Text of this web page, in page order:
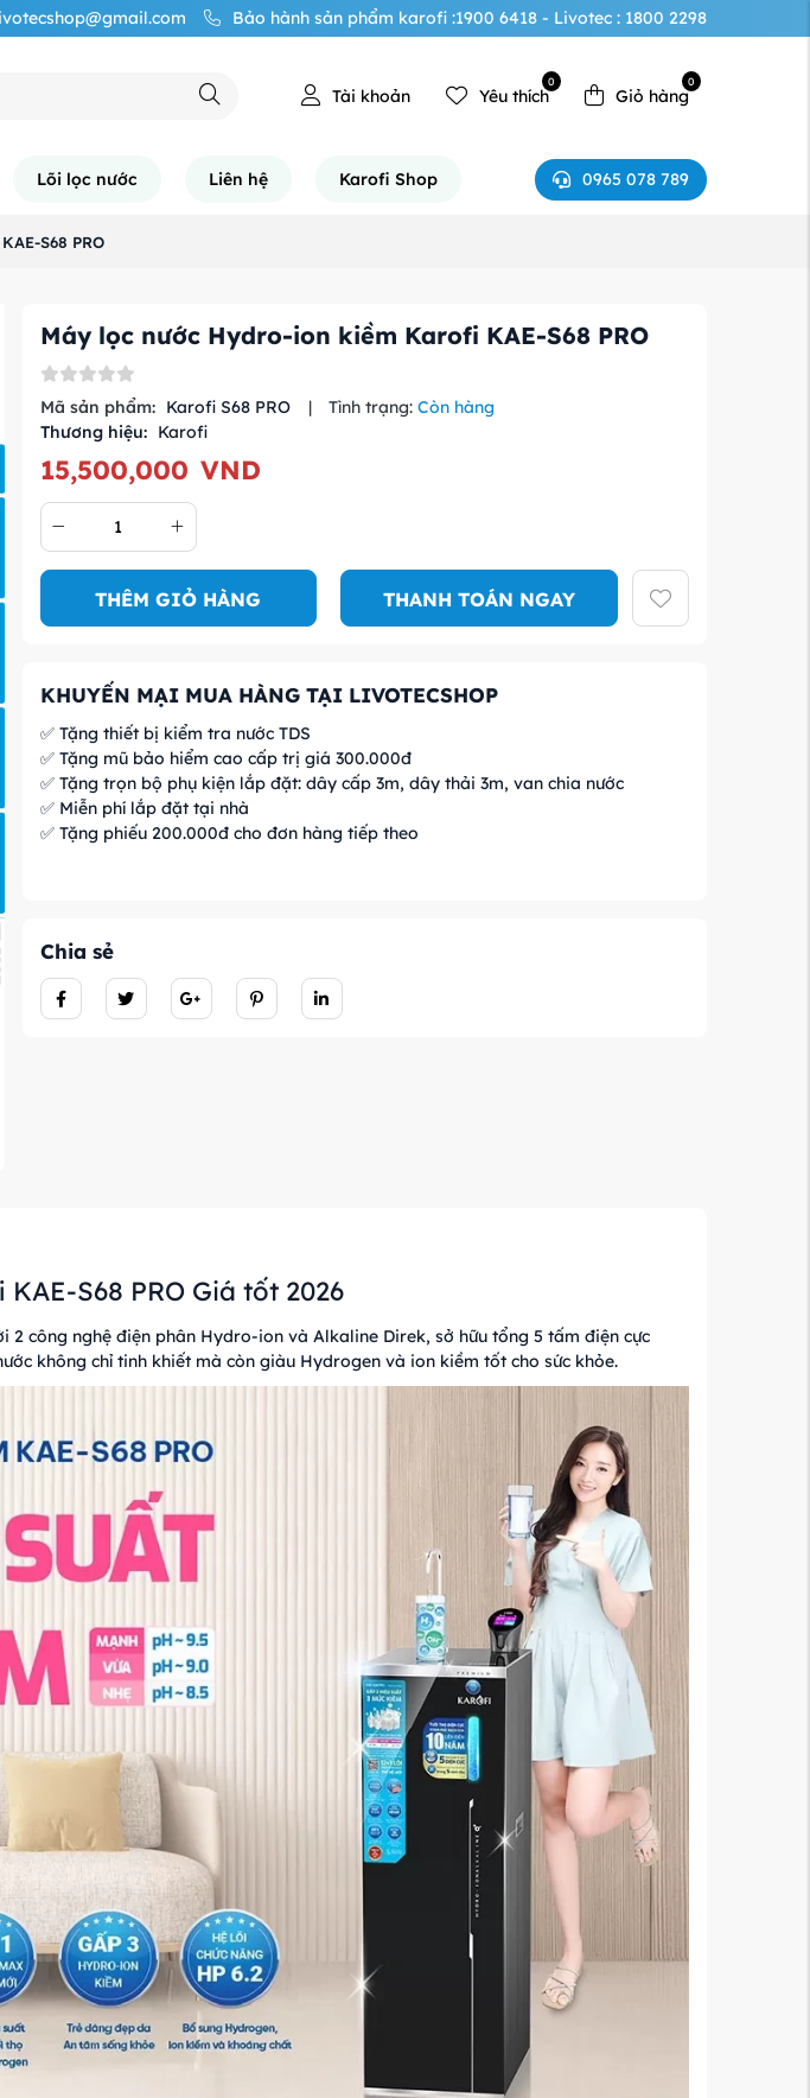
Bảo hành sản phẩm karofi :1900 6418 - Livotec : 1800 2298
Tài khoản Yêu thích
0
Giỏ hàng
0
Lõi lọc nước Liên hệ Karofi Shop 0965 078 789
S68 PRO
Máy lọc nước Hydro-ion kiềm Karofi KAE-S68 PRO
Mã sản phẩm: Karofi S68 PRO | Tình trạng: Còn hàng
Thương hiệu: Karofi
15,500,000 VND
THÊM GIỎ HÀNG THANH TOÁN NGAY
KHUYẾN MẠI MUA HÀNG TẠI LIVOTECSHOP
✅ Tặng thiết bị kiểm tra nước TDS
✅ Tặng mũ bảo hiểm cao cấp trị giá 300.000đ
✅ Tặng trọn bộ phụ kiện lắp đặt: dây cấp 3m, dây thải 3m, van chia nước
✅ Miễn phí lắp đặt tại nhà
✅ Tặng phiếu 200.000đ cho đơn hàng tiếp theo
Chia sẻ
S68 PRO Giá tốt 2026
công nghệ điện phân Hydro-ion và Alkaline Direk, sở hữu tổng 5 tấm điện cực
không chỉ tinh khiết mà còn giàu Hydrogen và ion kiềm tốt cho sức khỏe.